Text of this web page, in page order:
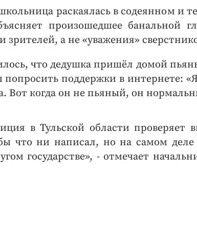
раскаялась в содеянном и
произошедшее банальной
зрителей, а не «уважения»
что дедушка пришёл домой
попросить поддержки в интернете:
Вот когда он не пьяный, он
в Тульской области проверяет
что ни написал, но на самом деле
государстве», - отмечает